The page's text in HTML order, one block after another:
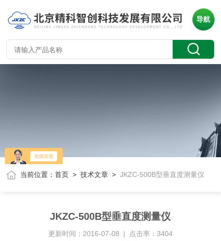
导航
当前位置：首页 >技术文章 >JKZC-500B型垂直度测量仪
JKZC-500B型垂直度测量仪
更新时间：2016-07-08 | 点击率：3404